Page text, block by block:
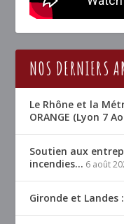
NOS DERNIERS
Le Rhône et la
ORANGE (Lyon 7
Soutien aux
incendies… 6 août
Gironde et Landes